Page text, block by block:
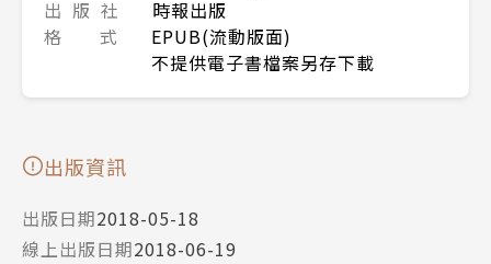
出 版 社
時報出版
格 式
EPUB(流動版面)
不提供電子書檔案另存下載
出版資訊
出版日期2018-05-18
線上出版日期2018-06-19